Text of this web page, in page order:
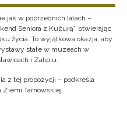
jak w poprzednich latach –
Seniora z Kulturą”, otwierając
życia. To wyjątkowa okazja, aby
stałe w muzeach w
i Zalipiu.
z tej propozycji – podkreśla
Tarnowskiej.